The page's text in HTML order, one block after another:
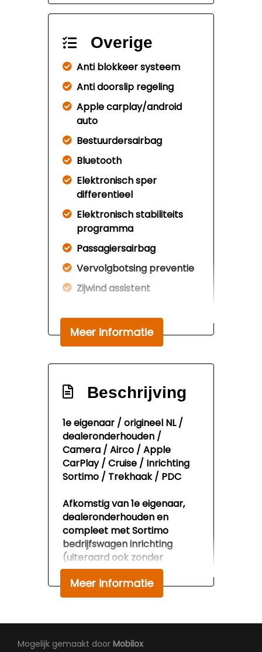
Overige
Anti blokkeer systeem
Anti doorslip regeling
Apple carplay/android
auto
Bestuurdersairbag
Bluetooth
Elektronisch sper
differentieel
Elektronisch stabiliteits
programma
Passagiersairbag
Vervolgbotsing preventie
Zijwind assistent
Interieur
Airco
Elektrische ramen voor
Houten vloer in laadruimte
Lendesteun(en)
verstelbaar
Stuur verstelbaar
Zijwandbekleding
laadruimte
Exterieur
Buitenspiegels elektrisch
verstelbaar
verwarmbaar
Centrale vergrendeling
Meer informatie
Beschrijving
1e eigenaar / origineel NL /
dealeronderhouden /
Camera / Airco / Apple
CarPlay / Cruise / Inrichting
Sortimo / Trekhaak / PDC
Afkomstig van 1e eigenaar,
dealeronderhouden en
compleet met Sortimo
bedrijfswagen inrichting
(uiteraard ook zonder
inrichting te leveren).
Wij werken op afspraak, ook
kantoortijden. Voor een
bezichtiging en/of proefrit
Meer informatie
Mogelijk gemaakt door Mobilox